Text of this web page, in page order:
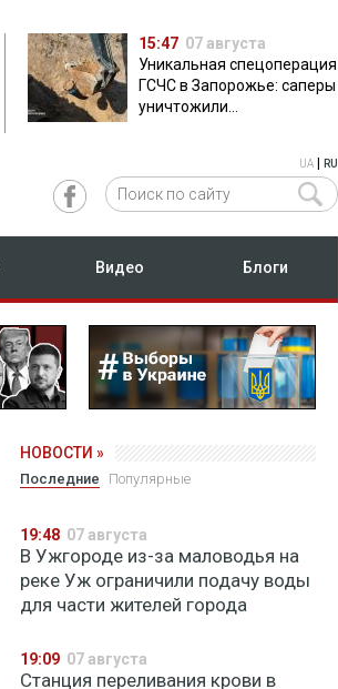
15:47 07 августа
Уникальная спецоперация
ГСЧС в Запорожье: саперы
уничтожили
UA RU
Видео Блоги
НОВОСТИ »
Последние Популярные
19:48 07 августа
В Ужгороде из-за маловодья на
реке Уж ограничили подачу воды
для части жителей города
19:09 07 августа
Станция переливания крови в